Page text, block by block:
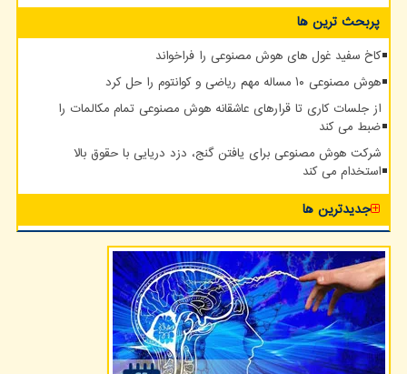
پربحث ترین ها
کاخ سفید غول های هوش مصنوعی را فراخواند
هوش مصنوعی ۱۰ مساله مهم ریاضی و کوانتوم را حل کرد
از جلسات کاری تا قرارهای عاشقانه هوش مصنوعی تمام مکالمات را
ضبط می کند
شرکت هوش مصنوعی برای یافتن گنج، دزد دریایی با حقوق بالا
استخدام می کند
جدیدترین ها